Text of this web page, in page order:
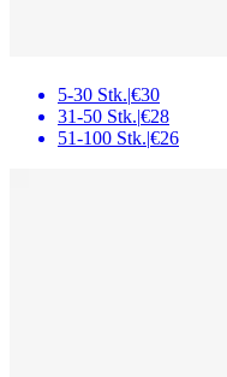
5-30 Stk.|€30
31-50 Stk.|€28
51-100 Stk.|€26